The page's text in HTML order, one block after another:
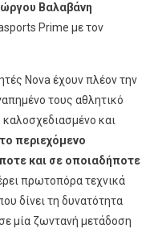
Βαλαβάνη
Prime με τον
Nova έχουν πλέον την
τους αθλητικό
και
το περιεχόμενο
και σε οποιαδήποτε
πρωτοπόρα τεχνικά
δίνει τη δυνατότητα
μία ζωντανή μετάδοση